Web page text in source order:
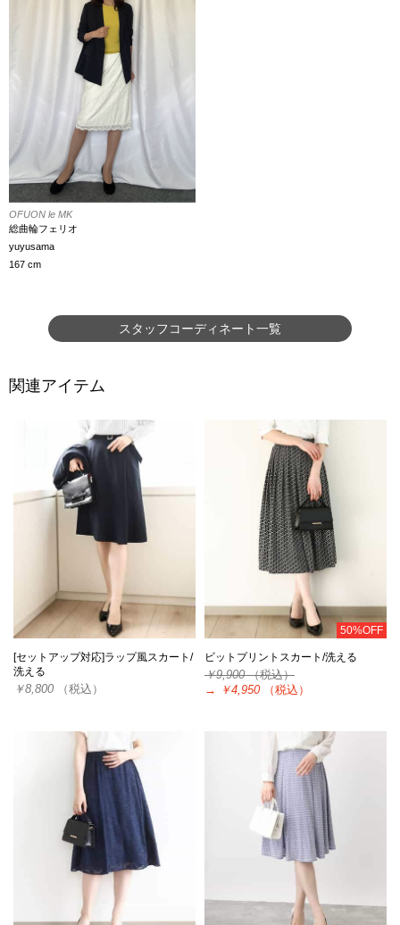
OFUON le MK
総曲輪フェリオ
yuyusama
167 cm
スタッフコーディネート一覧
関連アイテム
[セットアップ対応]ラップ風スカート/
洗える
￥8,800 （税込）
50%OFF
ビットプリントスカート/洗える
￥9,900（税込）
→
￥4,950 （税込）